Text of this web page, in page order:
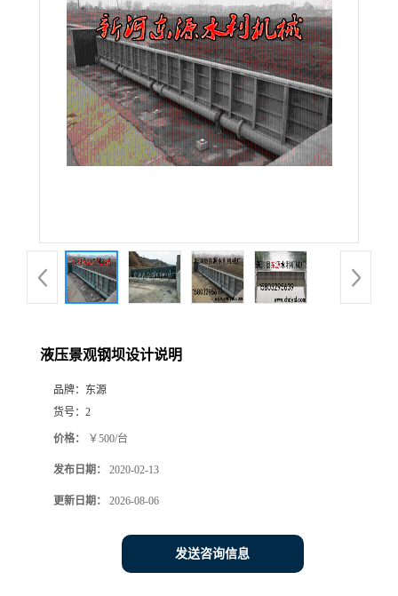
液压景观钢坝设计说明
品牌： 东源
货号： 2
价格： ￥500/台
发布日期： 2020-02-13
更新日期： 2026-08-06
发送咨询信息